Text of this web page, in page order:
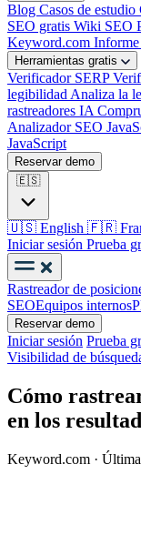
Blog Casos de estudio
SEO gratis Wiki SEO
Keyword.com
Herramientas gratis
Verificador SERP
legibilidad Analiza la
rastreadores IA
Analizador SEO
JavaScript
Reservar demo
🇪🇸
🇺🇸 English 🇫🇷
Iniciar sesión Prueba
Rastreador de
SEOEquipos internos
Reservar demo
Iniciar sesión Prueba
Visibilidad de
Cómo
en los
Keyword.com ·